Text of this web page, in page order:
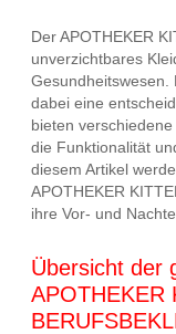
Der APOTHEKER
unverzichtbares
Gesundheitswesen.
dabei eine
bieten
die Funktionalität
diesem Artikel
APOTHEKER
ihre Vor- und
Übersicht der
APOTHEKER